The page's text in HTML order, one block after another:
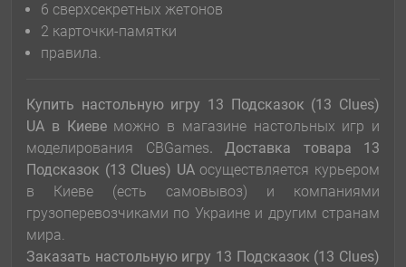
6 сверхсекретных жетонов
2 карточки-памятки
правила.
Купить настольную игру 13 Подсказок (13 Clues)
UA в Киевеможно в магазине настольных игр и
моделирования CBGames. Доставка товара
13
Подсказок (13 Clues) UA осуществляется курьером
в Киеве (есть самовывоз) и компаниями
грузоперевозчиками по Украине и другим странам
мира.
Заказать настольную игру 13 Подсказок (13 Clues)